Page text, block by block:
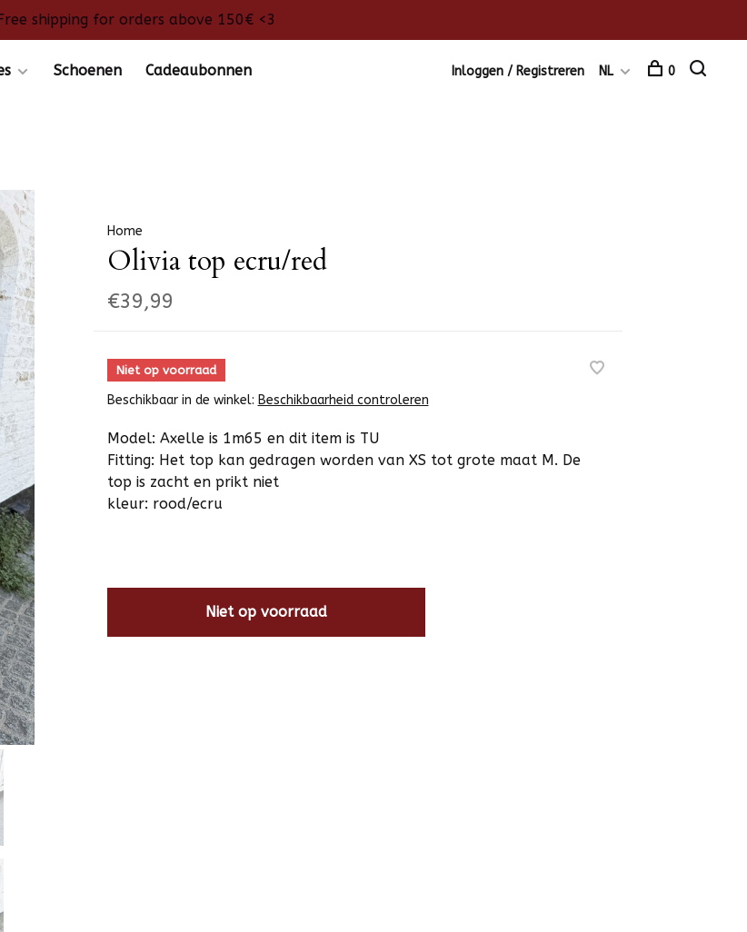
shipping for orders above 150€ <3
Schoenen Cadeaubonnen Inloggen / Registreren NL 0
Home
Olivia top ecru/red
€39,99
Niet op voorraad
Beschikbaar in de winkel: Beschikbaarheid controleren
Model: Axelle is 1m65 en dit item is TU
Fitting: Het top kan gedragen worden van XS tot grote maat M. De
top is zacht en prikt niet
kleur: rood/ecru
Niet op voorraad